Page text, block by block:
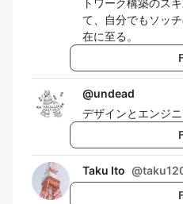
トワーク構築のス
て、自分でもソッ
在に至る。
@undead
デザインとエンジニ
Taku Ito @